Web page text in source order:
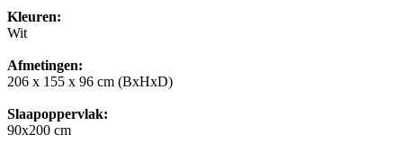
Kleuren:
Wit
Afmetingen:
206 x 155 x 96 cm (BxHxD)
Slaapoppervlak:
90x200 cm